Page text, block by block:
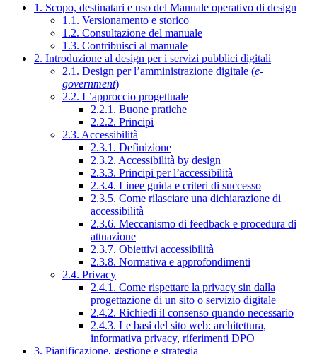
1. Scopo, destinatari e uso del Manuale operativo di design
1.1. Versionamento e storico
1.2. Consultazione del manuale
1.3. Contribuisci al manuale
2. Introduzione al design per i servizi pubblici digitali
2.1. Design per l’amministrazione digitale (e-
government)
2.2. L’approccio progettuale
2.2.1. Buone pratiche
2.2.2. Principi
2.3. Accessibilità
2.3.1. Definizione
2.3.2. Accessibilità by design
2.3.3. Principi per l’accessibilità
2.3.4. Linee guida e criteri di successo
2.3.5. Come rilasciare una dichiarazione di
accessibilità
2.3.6. Meccanismo di feedback e procedura di
attuazione
2.3.7. Obiettivi accessibilità
2.3.8. Normativa e approfondimenti
2.4. Privacy
2.4.1. Come rispettare la privacy sin dalla
progettazione di un sito o servizio digitale
2.4.2. Richiedi il consenso quando necessario
2.4.3. Le basi del sito web: architettura,
informativa privacy, riferimenti DPO
3. Pianificazione, gestione e strategia